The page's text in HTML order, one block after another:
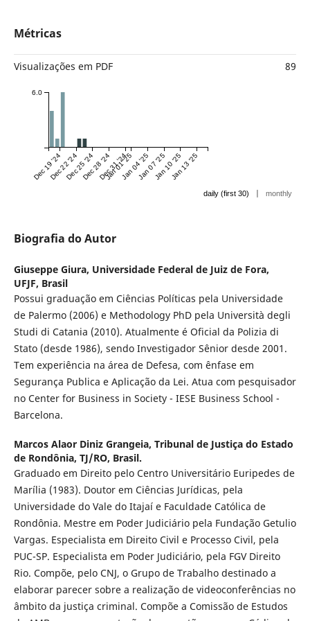
Métricas
Visualizações em PDF 89
Dec 19 '24Dec 22 '24Dec 25 '24Dec 28 '24Dec 31 '24
Jan 01 '25Jan 04 '25Jan 07 '25Jan 10 '25Jan 13 '25
6.0
daily (first 30) | monthly
Biografia do Autor
Giuseppe Giura, Universidade Federal de Juiz de Fora,
UFJF, Brasil
Possui graduação em Ciências Políticas pela Universidade
de Palermo (2006) e Methodology PhD pela Università degli
Studi di Catania (2010). Atualmente é Oficial da Polizia di
Stato (desde 1986), sendo Investigador Sênior desde 2001.
Tem experiência na área de Defesa, com ênfase em
Segurança Publica e Aplicação da Lei. Atua com pesquisador
no Center for Business in Society - IESE Business School -
Barcelona.
Marcos Alaor Diniz Grangeia, Tribunal de Justiça do Estado
de Rondônia, TJ/RO, Brasil.
Graduado em Direito pelo Centro Universitário Euripedes de
Marília (1983). Doutor em Ciências Jurídicas, pela
Universidade do Vale do Itajaí e Faculdade Católica de
Rondônia. Mestre em Poder Judiciário pela Fundação Getulio
Vargas. Especialista em Direito Civil e Processo Civil, pela
PUC-SP. Especialista em Poder Judiciário, pela FGV Direito
Rio. Compõe, pelo CNJ, o Grupo de Trabalho destinado a
elaborar parecer sobre a realização de videoconferências no
âmbito da justiça criminal. Compõe a Comissão de Estudos